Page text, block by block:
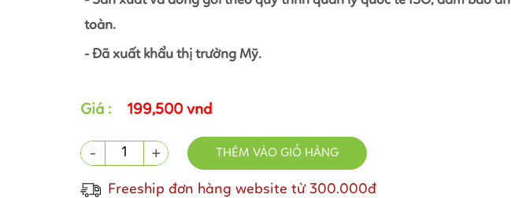
toàn.
- Đã xuất khẩu thị trường Mỹ.
Giá : 199,500 vnd
- + THÊM VÀO GIỎ HÀNG
Freeship đơn hàng website từ 300.000đ